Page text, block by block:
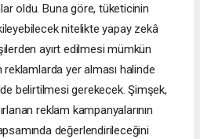
oldu. Buna göre, tüketicinin
nitelikte yapay zekâ
ayırt edilmesi mümkün
yer alması halinde
belirtilmesi gerekecek. Şimşek,
reklam kampanyalarının
değerlendirileceğini